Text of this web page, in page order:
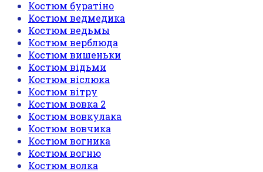
Костюм буратіно
Костюм ведмедика
Костюм ведьмы
Костюм верблюда
Костюм вишеньки
Костюм відьми
Костюм віслюка
Костюм вітру
Костюм вовка 2
Костюм вовкулака
Костюм вовчика
Костюм вогника
Костюм вогню
Костюм волка